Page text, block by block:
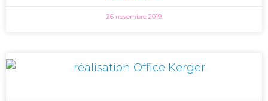
26 novembre 2019